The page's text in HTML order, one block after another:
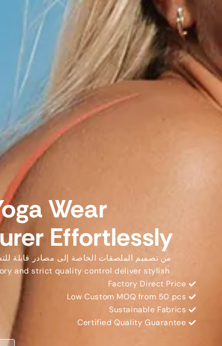
Wear
Effortlessly
من تصميم الملصقات الخاصة إلى مصادر قابلة
and strict quality control deliver stylish
Factory Direct Price
Low Custom MOQ from 50 pcs
Sustainable Fabrics
Certified Quality Guarantee